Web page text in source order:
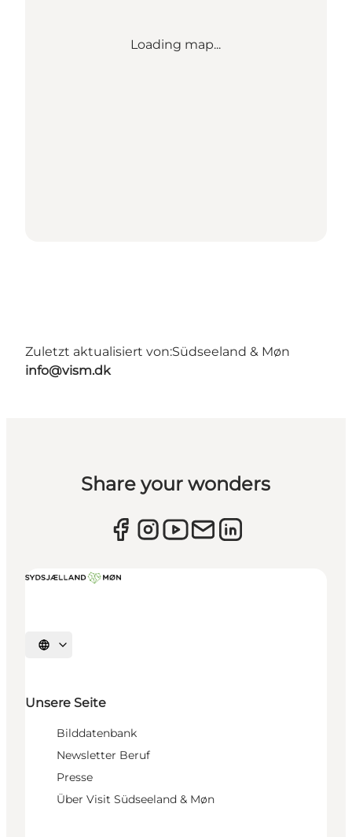
Loading map...
Zuletzt aktualisiert von:Südseeland & Møn
info@vism.dk
Share your wonders
Sprache auswählen
Unsere Seite
Bilddatenbank
Newsletter Beruf
Presse
Über Visit Südseeland & Møn